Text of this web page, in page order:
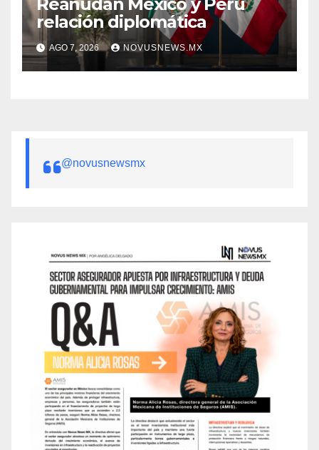
relación diplomática
AGO 7, 2026 NOVUSNEWS.MX
@novusnewsmx